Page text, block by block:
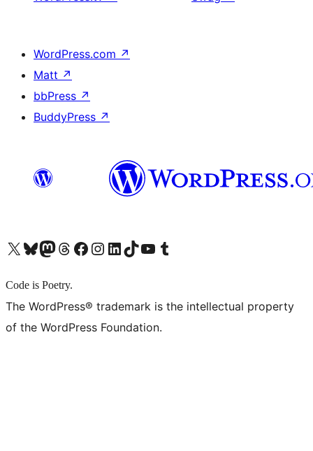
WordPress.com ↗
Matt ↗
bbPress ↗
BuddyPress ↗
X (旧 Twitter) アカウントへBluesky アカウントへMastodon アカウントへThreads アカウントへ Facebook ページへInstagram アカウントへ LinkedIn アカウントへTikTok アカウントへYouTube チャンネルへ Tumblr アカウントへ
Code is Poetry.
The WordPress® trademark is the intellectual property
of the WordPress Foundation.